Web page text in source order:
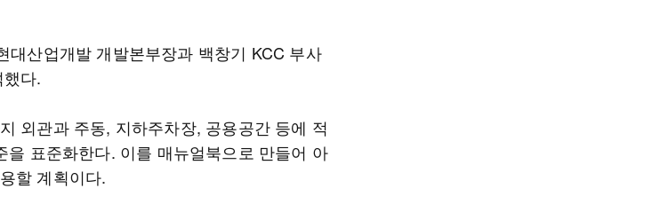
대산업개발 개발본부장과 백창기 KCC 부사
다.
외관과 주동, 지하주차장, 공용공간 등에 적
을 표준화한다. 이를 매뉴얼북으로 만들어 아
할 계획이다.